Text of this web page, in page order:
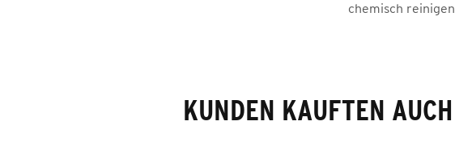
chemisch reinigen
KUNDEN KAUFTEN AUCH